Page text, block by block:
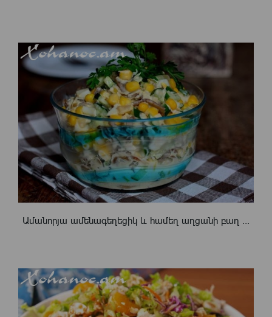
Ամանորյա ամենագեղեցիկ և համեղ աղցանի բաղ ...